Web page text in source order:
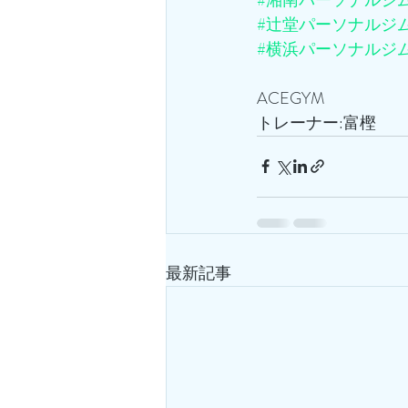
#辻堂パーソナルジ
#横浜パーソナルジ
ACEGYM
トレーナー:富樫
最新記事